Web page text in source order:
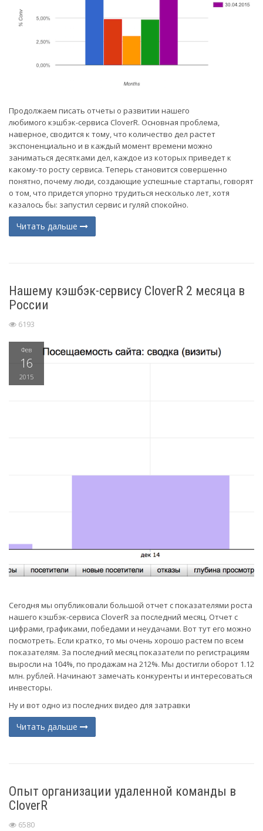
Продолжаем писать отчеты о развитии нашего
любимого кэшбэк-сервиса CloverR. Основная проблема,
наверное, сводится к тому, что количество дел растет
экспоненциально и в каждый момент времени можно
заниматься десятками дел, каждое из которых приведет к
какому-то росту сервиса. Теперь становится совершенно
понятно, почему люди, создающие успешные стартапы, говорят
о том, что придется упорно трудиться несколько лет, хотя
казалось бы: запустил сервис и гуляй спокойно.
Читать дальше
Нашему кэшбэк-сервису CloverR 2 месяца в
России
6193
Фев
16
2015
Сегодня мы опубликовали большой отчет с показателями роста
нашего кэшбэк-сервиса CloverR за последний месяц. Отчет с
цифрами, графиками, победами и неудачами. Вот тут его можно
посмотреть. Если кратко, то мы очень хорошо растем по всем
показателям. За последний месяц показатели по регистрациям
выросли на 104%, по продажам на 212%. Мы достигли оборот 1.12
млн. рублей. Начинают замечать конкуренты и интересоваться
инвесторы.
Ну и вот одно из последних видео для затравки
Читать дальше
Опыт организации удаленной команды в
CloverR
6580